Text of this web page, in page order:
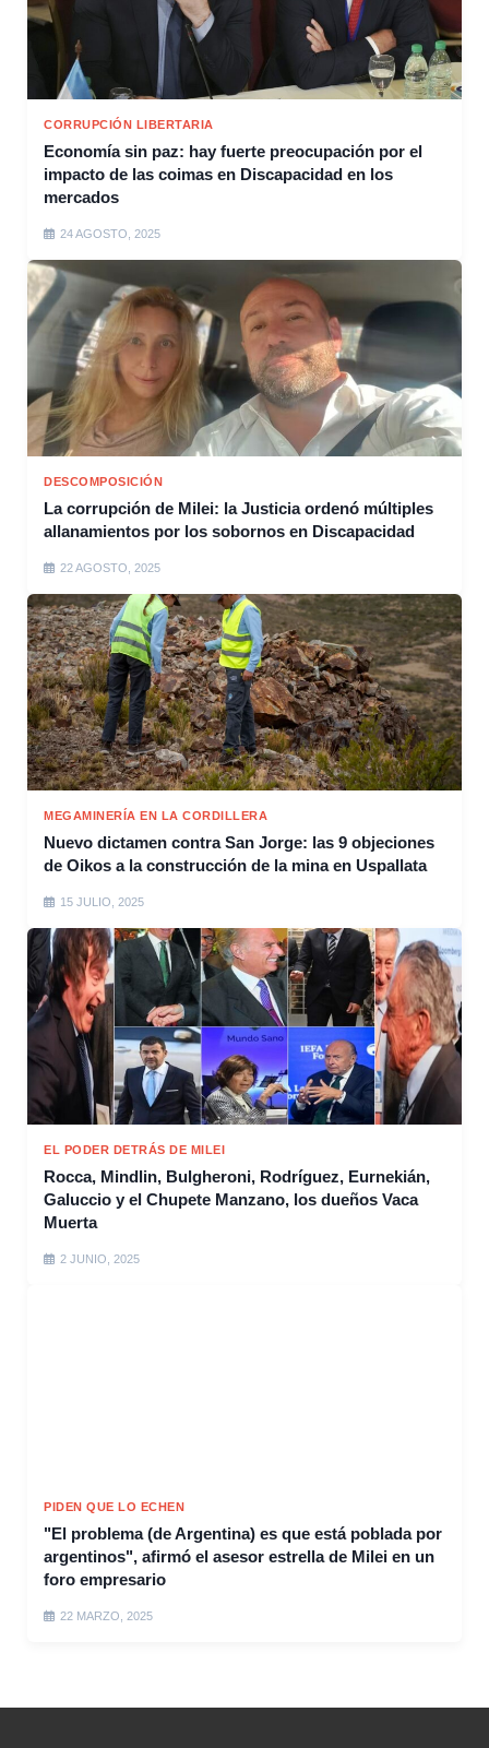
CORRUPCIÓN LIBERTARIA
Economía sin paz: hay fuerte preocupación por el
impacto de las coimas en Discapacidad en los
mercados
24 AGOSTO, 2025
DESCOMPOSICIÓN
La corrupción de Milei: la Justicia ordenó múltiples
allanamientos por los sobornos en Discapacidad
22 AGOSTO, 2025
MEGAMINERÍA EN LA CORDILLERA
Nuevo dictamen contra San Jorge: las 9 objeciones
de Oikos a la construcción de la mina en Uspallata
15 JULIO, 2025
EL PODER DETRÁS DE MILEI
Rocca, Mindlin, Bulgheroni, Rodríguez, Eurnekián,
Galuccio y el Chupete Manzano, los dueños Vaca
Muerta
2 JUNIO, 2025
PIDEN QUE LO ECHEN
"El problema (de Argentina) es que está poblada por
argentinos", afirmó el asesor estrella de Milei en un
foro empresario
22 MARZO, 2025